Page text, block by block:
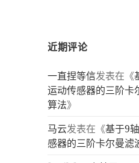
近期评论
一直捏等信发表在《
运动传感器的三阶卡
算法》
马云发表在《基于9
感器的三阶卡尔曼滤